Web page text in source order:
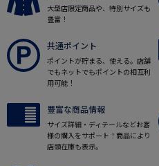
大型店限定商品や、特別サイズも
豊富！
共通ポイント
ポイントが貯まる、使える。店舗
でもネットでもポイントの相互利
用可能！
豊富な商品情報
サイズ詳細・ディテールなどお客
様の購入をサポート！商品により
店頭在庫も表示。